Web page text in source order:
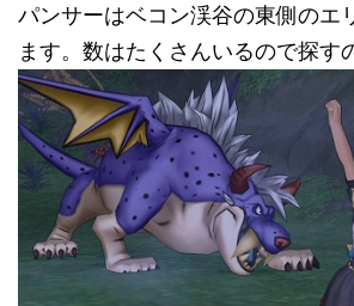
パンサーはベコン渓谷の東側のエ
ます。数はたくさんいるので探す